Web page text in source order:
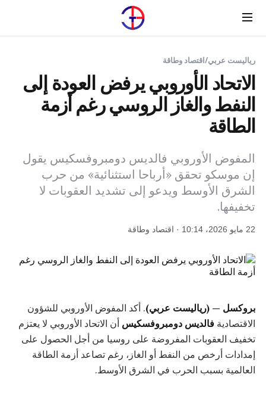
Menu
رياليست عربي/اقتصاد وطاقة
الاتحاد الأوروبي يرفض العودة إلى
النفط والغاز الروسي رغم أزمة
الطاقة
المفوض الأوروبي فالديس دومبروفسكيس يقول
إن موسكو تحقق «أرباحا استثنائية» من حرب
الشرق الأوسط ويدعو إلى تشديد العقوبات لا
تخفيفها.
22 مايو 2026، 10:14 · اقتصاد وطاقة
بروكسل — (رياليست عربي). أكد المفوض الأوروبي للشؤون
الاقتصادية فالديس دومبروفسكيس أن الاتحاد الأوروبي لا يعتزم
تخفيف العقوبات المفروضة على روسيا من أجل الحصول على
إمدادات أرخص من النفط أو الغاز، رغم تصاعد أزمة الطاقة
العالمية بسبب الحرب في الشرق الأوسط.